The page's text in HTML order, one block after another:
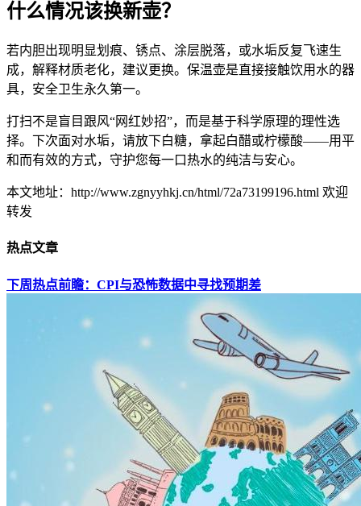
什么情况该换新壶？
若内胆出现明显划痕、锈点、涂层脱落，或水垢反复飞速生
成，解释材质老化，建议更换。保温壶是直接接触饮用水的器
具，安全卫生永久第一。
打扫不是盲目跟风“网红妙招”，而是基于科学原理的理性选
择。下次面对水垢，请放下白糖，拿起白醋或柠檬酸——用平
和而有效的方式，守护您每一口热水的纯洁与安心。
本文地址：http://www.zgnyyhkj.cn/html/72a73199196.html 欢迎
转发
热点文章
下周热点前瞻：CPI与恐怖数据中寻找预期差